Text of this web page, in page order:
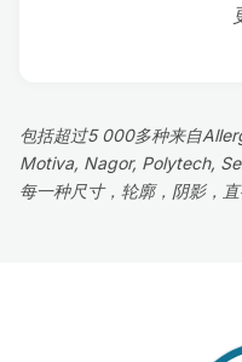
包括超过5 000多种来自
Motiva, Nagor, Polytech,
每一种尺寸，轮廓，阴影，直